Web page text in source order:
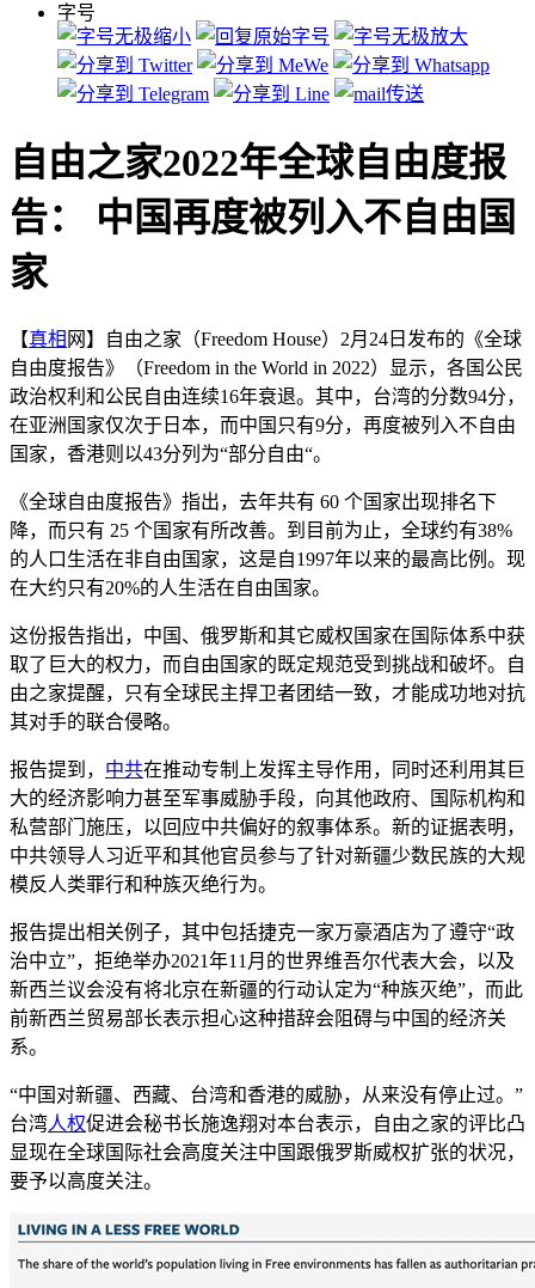
字号
自由之家2022年全球自由度报
告： 中国再度被列入不自由国
家
【真相 网】自由之家（Freedom House）2月24日发布的《全球
自由度报告》（Freedom in the World in 2022）显示，各国公民
政治权利和公民自由连续16年衰退。其中，台湾的分数94分，
在亚洲国家仅次于日本，而中国只有9分，再度被列入不自由
国家，香港则以43分列为“部分自由“。
《全球自由度报告》指出，去年共有 60 个国家出现排名下
降，而只有 25 个国家有所改善。到目前为止，全球约有38%
的人口生活在非自由国家，这是自1997年以来的最高比例。现
在大约只有20%的人生活在自由国家。
这份报告指出，中国、俄罗斯和其它威权国家在国际体系中获
取了巨大的权力，而自由国家的既定规范受到挑战和破坏。自
由之家提醒，只有全球民主捍卫者团结一致，才能成功地对抗
其对手的联合侵略。
报告提到， 中共在推动专制上发挥主导作用，同时还利用其巨
大的经济影响力甚至军事威胁手段，向其他政府、国际机构和
私营部门施压，以回应中共偏好的叙事体系。新的证据表明，
中共领导人习近平和其他官员参与了针对新疆少数民族的大规
模反人类罪行和种族灭绝行为。
报告提出相关例子，其中包括捷克一家万豪酒店为了遵守“政
治中立”，拒绝举办2021年11月的世界维吾尔代表大会，以及
新西兰议会没有将北京在新疆的行动认定为“种族灭绝”，而此
前新西兰贸易部长表示担心这种措辞会阻碍与中国的经济关
系。
“中国对新疆、西藏、台湾和香港的威胁，从来没有停止过。”
台湾人权促进会秘书长施逸翔对本台表示，自由之家的评比凸
显现在全球国际社会高度关注中国跟俄罗斯威权扩张的状况，
要予以高度关注。